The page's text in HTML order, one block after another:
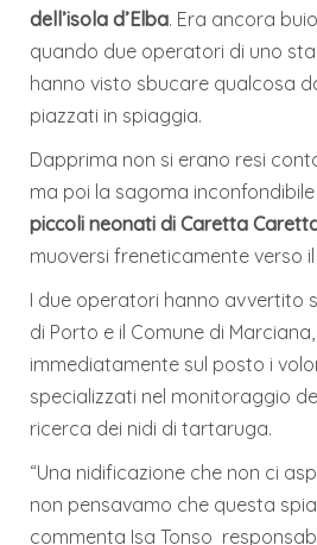
dell’isola d’Elba. Era ancora
quando due operatori di uno
hanno visto sbucare qualcosa
piazzati in spiaggia.
Dapprima non si erano resi
ma poi la sagoma
piccoli neonati di Caretta
muoversi freneticamente verso
I due operatori hanno avvertito
di Porto e il Comune di
immediatamente sul posto i
specializzati nel monitoraggio
ricerca dei nidi di tartaruga.
“Una nidificazione che non ci
non pensavamo che questa
commenta Isa Tonso